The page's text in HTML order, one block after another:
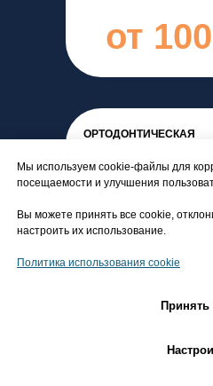
ОРТОДОНТИЧЕСКАЯ
ВИНТОМ,
ИСКУССТВЕННЫМИ
ВЕСТИБУЛЯРНОЙ
ДУГОЙ И Т.Д.)
от
Мы используем cookie-файлы для
посещаемости и улучшения
Вы можете принять все cookie,
настроить их использование.
Политика использования cookie
Принять